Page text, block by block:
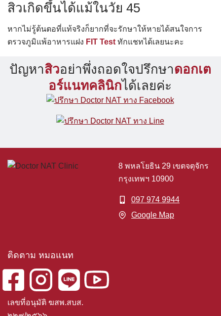
สิวเกิดขึ้นได้แม้ในวัย 45
หากไม่รู้ต้นตอที่แท้จริงก็ยากที่จะรักษาให้หายได้สนใจการ
ตรวจภูมิแพ้อาหารแฝง FIT Test ทักแชทได้เลยนะคะ
ปัญหาสิวอย่าพึ่งถอดใจปรึกษาดอกเต
อร์แนทคลินิกได้เลยค่ะ
8 พหลโยธิน 29 เขตจตุจักร
กรุงเทพฯ 10900
097 974 9944
Google Map
ติดตาม หมอแนท
เลขที่อนุมัติ ฆสพ.สบส.